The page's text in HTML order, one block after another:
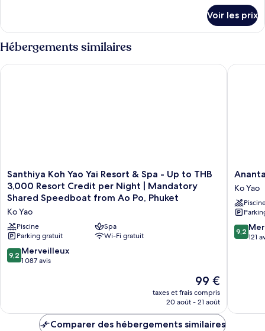
Pool
Villa
le
type
de
Hideaway
Voir les prix
Hébergements similaires
Santhiya
Koh
Yao
Yai
Resort
&
Spa
-
Up
Credit
Santhiya Koh Yao Yai Resort & Spa - Up to THB
3,000 Resort Credit per Night | Mandatory
Shared Speedboat from Ao Po, Phuket
Ko Yao
Piscine
Spa
Parking gratuit
Wi-Fi gratuit
9.2
sur
9,2 Merveilleux
1 087 avis
Le
nouveau
prix
de
99 €
taxes et frais compris
20 août - 21 août
Santhiya Koh Yao Yai Resort & Spa - Up to THB 3,000
Koh
Yao
Yai
Resort
&
Villas
Ko Yao
9.2
sur
9,2
121
Comparer des hébergements similaires